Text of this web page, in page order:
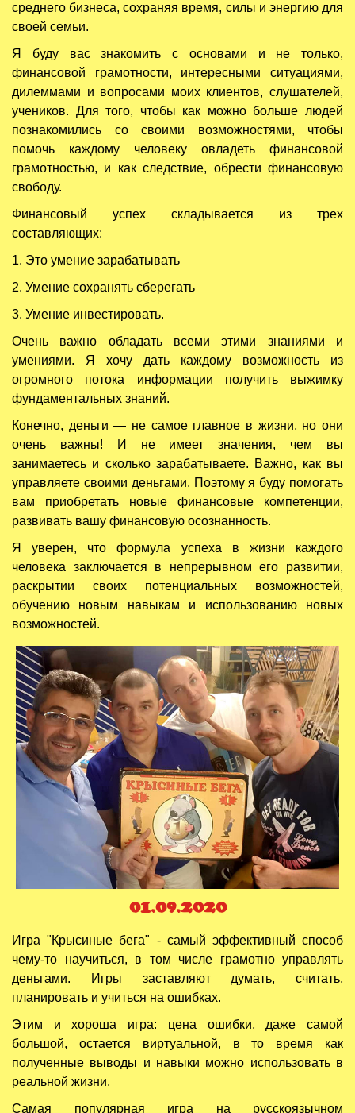
среднего бизнеса, сохраняя время, силы и энергию для
своей семьи.
Я буду вас знакомить с основами и не только,
финансовой грамотности, интересными ситуациями,
дилеммами и вопросами моих клиентов, слушателей,
учеников. Для того, чтобы как можно больше людей
познакомились со своими возможностями, чтобы
помочь каждому человеку овладеть финансовой
грамотностью, и как следствие, обрести финансовую
свободу.
Финансовый успех складывается из трех
составляющих:
1. Это умение зарабатывать
2. Умение сохранять сберегать
3. Умение инвестировать.
Очень важно обладать всеми этими знаниями и
умениями. Я хочу дать каждому возможность из
огромного потока информации получить выжимку
фундаментальных знаний.
Конечно, деньги — не самое главное в жизни, но они
очень важны! И не имеет значения, чем вы
занимаетесь и сколько зарабатываете. Важно, как вы
управляете своими деньгами. Поэтому я буду помогать
вам приобретать новые финансовые компетенции,
развивать вашу финансовую осознанность.
Я уверен, что формула успеха в жизни каждого
человека заключается в непрерывном его развитии,
раскрытии своих потенциальных возможностей,
обучению новым навыкам и использованию новых
возможностей.
01.09.2020
Игра "Крысиные бега" - самый эффективный способ
чему-то научиться, в том числе грамотно управлять
деньгами. Игры заставляют думать, считать,
планировать и учиться на ошибках.
Этим и хороша игра: цена ошибки, даже самой
большой, остается виртуальной, в то время как
полученные выводы и навыки можно использовать в
реальной жизни.
Самая популярная игра на русскоязычном